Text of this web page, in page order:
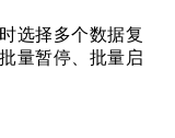
选择多个数据复
量暂停、批量启